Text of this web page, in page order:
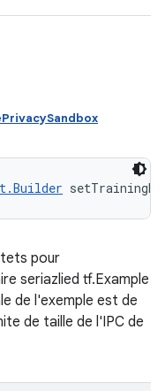
pour
seriazlied tf.Example
de l'exemple est de
de taille de l'IPC de